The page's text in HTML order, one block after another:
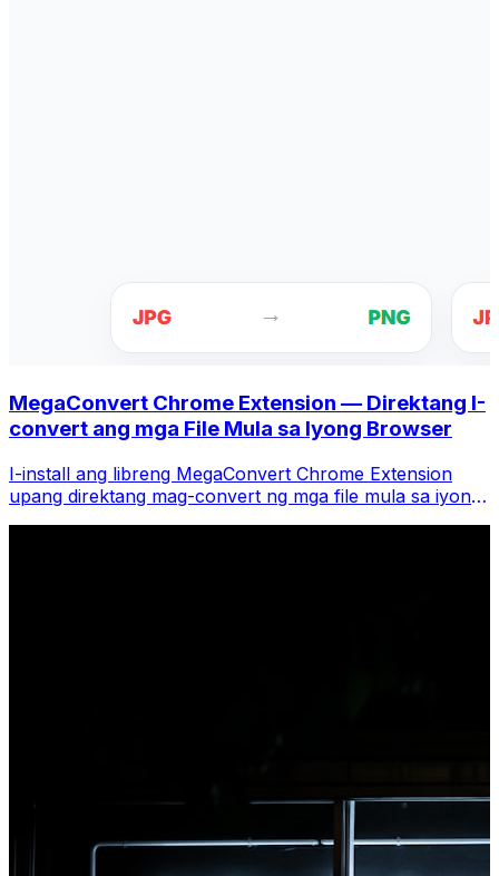
MegaConvert Chrome Extension — Direktang I-
convert ang mga File Mula sa Iyong Browser
I-install ang libreng MegaConvert Chrome Extension
upang direktang mag-convert ng mga file mula sa iyong